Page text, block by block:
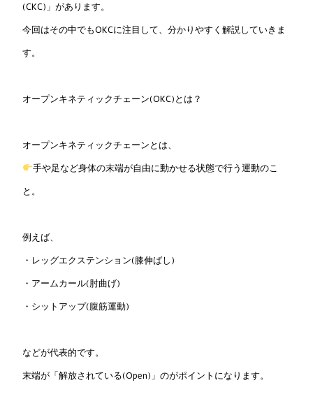
(CKC)」があります。
今回はその中でもOKCに注目して、分かりやすく解説していきま
す。
オープンキネティックチェーン(OKC)とは？
オープンキネティックチェーンとは、
手や足など身体の末端が自由に動かせる状態で行う運動のこ
と。
例えば、
・レッグエクステンション(膝伸ばし)
・アームカール(肘曲げ)
・シットアップ(腹筋運動)
などが代表的です。
末端が「解放されている(Open)」のがポイントになります。